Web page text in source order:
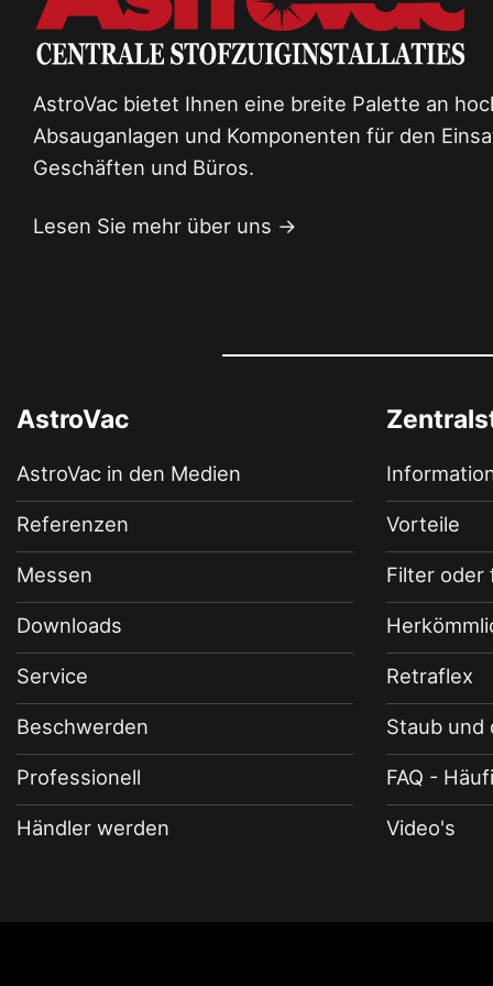
AstroVac bietet Ihnen eine breite Palette an
Absauganlagen und Komponenten für den
Geschäften und Büros.
Lesen Sie mehr über uns →
AstroVac
AstroVac in den Medien
Referenzen
Messen
Downloads
Service
Beschwerden
Professionell
Händler werden
Vorteile
Filter oder
Retraflex
Staub und
FAQ -
Video's